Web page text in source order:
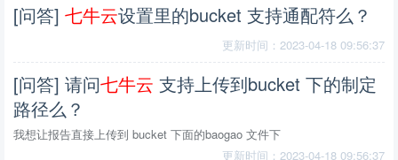
[问答] 七牛云设置里的bucket 支持通配符么？
更新时间：2023-04-18 09:56:37
[问答] 请问七牛云 支持上传到bucket 下的制定
路径么？
我想让报告直接上传到 bucket 下面的baogao 文件下
更新时间：2023-04-18 09:56:37